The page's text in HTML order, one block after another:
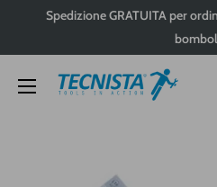
Spedizione GRATUITA per
Tecnista